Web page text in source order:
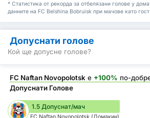
* Статистика от рекорда за отбелязани голове у
данните на FC Belshina Bobruisk при мачове като гост.
Допуснати голове
Кой ще допусне голове?
FC Naftan Novopolotsk е +100% по-
Допуснати Голове
1.5 Допуснат/мач
FC Naftan Novopolotsk (Домакин)